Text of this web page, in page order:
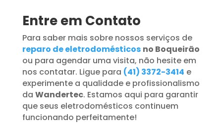
Entre em Contato
Para saber mais sobre nossos serviços de
reparo de eletrodomésticos no Boqueirão
ou para agendar uma visita, não hesite em
nos contatar. Ligue para (41) 3372-3414 e
experimente a qualidade e profissionalismo
da Wandertec. Estamos aqui para garantir
que seus eletrodomésticos continuem
funcionando perfeitamente!